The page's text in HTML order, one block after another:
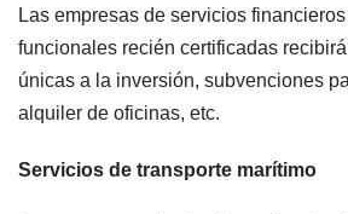
Las empresas de servicios
funcionales recién certificadas
únicas a la inversión, subvenciones
alquiler de oficinas, etc.
Servicios de transporte marítimo